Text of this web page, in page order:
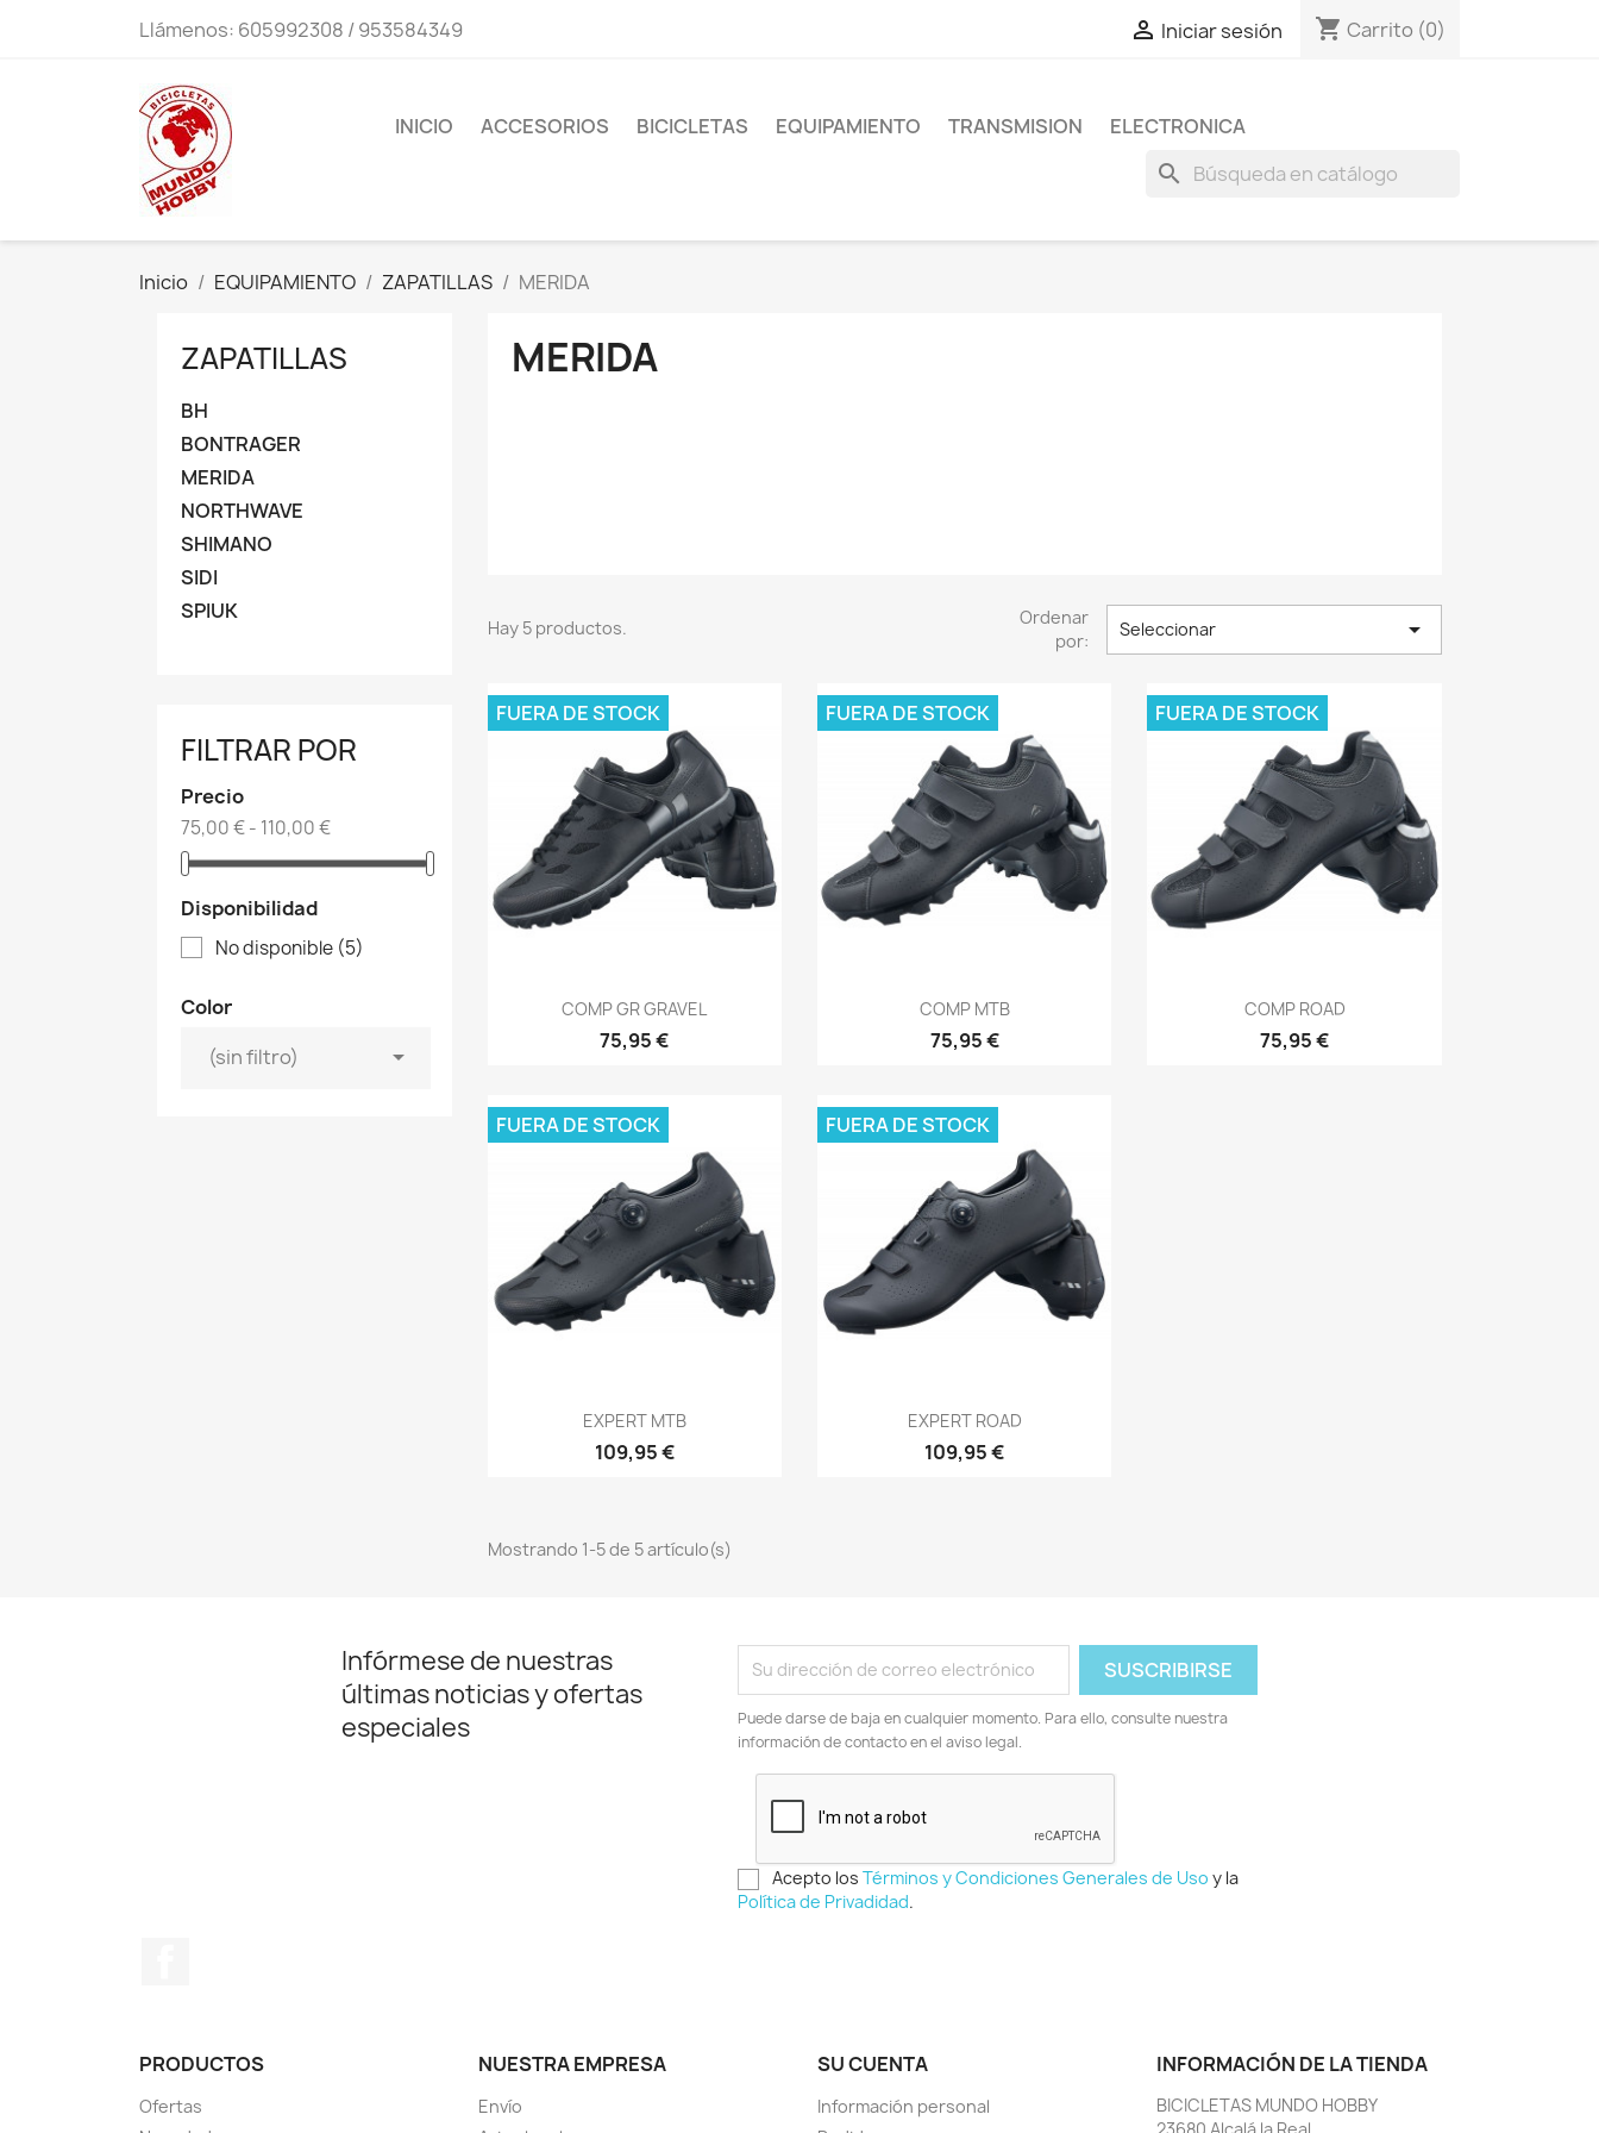
Llámenos: 605992308 / 953584349  Iniciar sesión shopping_cart Carrito (0)
INICIO ACCESORIOS BICICLETAS EQUIPAMIENTO TRANSMISION ELECTRONICA
search
Inicio EQUIPAMIENTO ZAPATILLAS MERIDA
ZAPATILLAS
BH
BONTRAGER
MERIDA
NORTHWAVE
SHIMANO
SIDI
SPIUK
FILTRAR POR
Precio
75,00 € - 110,00 €
Disponibilidad
No disponible (5)
Color
(sin filtro)

MERIDA
Hay 5 productos.
Ordenar
por:
Seleccionar 
Vista rápida
COMP GR GRAVEL
75,95 €
FUERA DE STOCK
Vista rápida
COMP MTB
75,95 €
FUERA DE STOCK
Vista rápida
COMP ROAD
75,95 €
FUERA DE STOCK
Vista rápida
EXPERT MTB
109,95 €
FUERA DE STOCK
Vista rápida
EXPERT ROAD
109,95 €
FUERA DE STOCK
Mostrando 1-5 de 5 artículo(s)
Infórmese de nuestras
últimas noticias y ofertas
especiales
Puede darse de baja en cualquier momento. Para ello, consulte nuestra
información de contacto en el aviso legal.
Acepto losTérminos y Condiciones Generales de Uso y la
Política de Privadidad.
PRODUCTOS
Ofertas
NUESTRA EMPRESA
Envío
SU CUENTA
Información personal
INFORMACIÓN DE LA TIENDA
BICICLETAS MUNDO HOBBY